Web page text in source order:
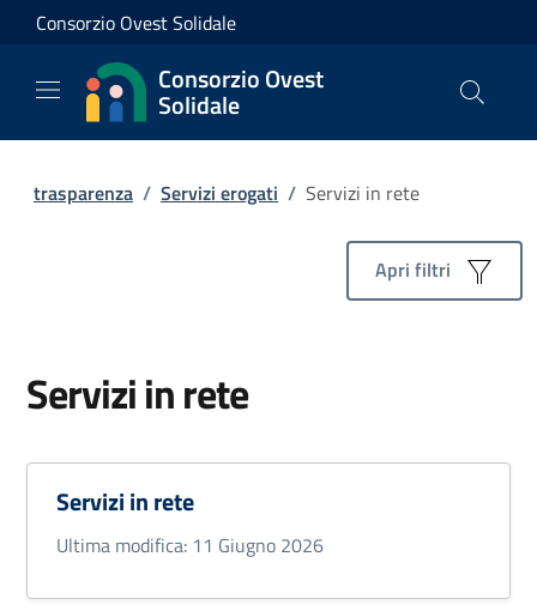
Consorzio Ovest Solidale
Consorzio Ovest
Solidale
trasparenza / Servizi erogati / Servizi in rete
Apri filtri
Servizi in rete
Servizi in rete
Ultima modifica: 11 Giugno 2026